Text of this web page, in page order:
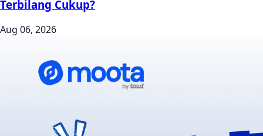
Terbilang Cukup?
Aug 06, 2026